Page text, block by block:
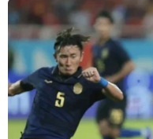
tháng tù giam về tội
công vụ”./.